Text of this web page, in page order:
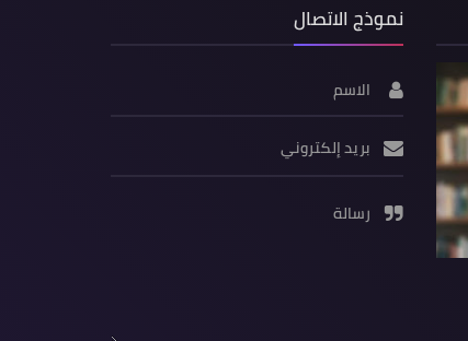
نموذج الاتصال
الاسم
بريد إلكتروني
رسالة